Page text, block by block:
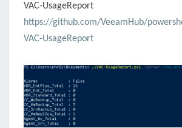
VAC-
https://github.com/VeeamHub/
VAC-UsageReport